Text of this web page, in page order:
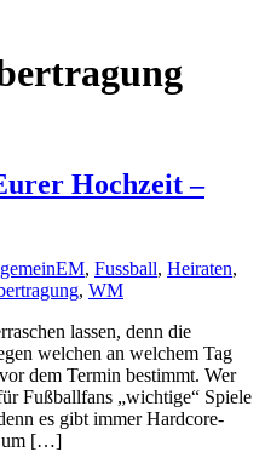
Hochzeit –
EM, Fussball, Heiraten,
, WM
lassen, denn die
welchen an welchem Tag
dem Termin bestimmt. Wer
Fußballfans „wichtige“ Spiele
es gibt immer Hardcore-
um […]